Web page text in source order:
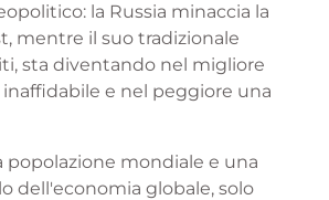
la Russia minaccia la
mentre il suo tradizionale
sta diventando nel migliore
e nel peggiore una
popolazione mondiale e una
dell'economia globale, solo